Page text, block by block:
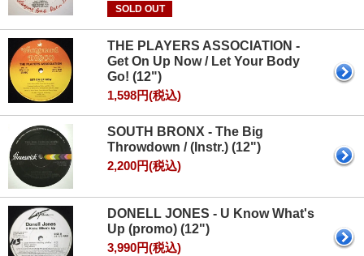
SOLD OUT
THE PLAYERS ASSOCIATION -
Get On Up Now / Let Your Body
Go! (12")
1,598円(税込)
SOUTH BRONX - The Big
Throwdown / (Instr.) (12")
2,200円(税込)
DONELL JONES - U Know What's
Up (promo) (12")
3,990円(税込)